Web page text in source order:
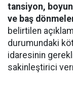
tansiyon, boyun
ve baş
belirtilen
durumundaki
idaresinin
sakinleştirici